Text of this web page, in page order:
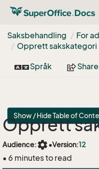
Saksbehandling
For
Opprett sakskategori
Språk Share
Show / Hide Table of
Opprett
Audience:settings•Version:12
• 6 minutes to read